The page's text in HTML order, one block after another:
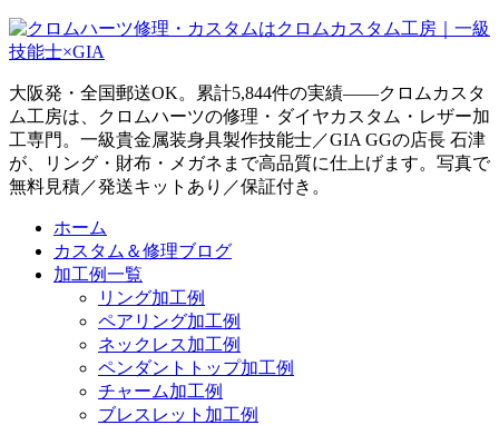
大阪発・全国郵送OK。累計5,844件の実績——クロムカスタ
ム工房は、クロムハーツの修理・ダイヤカスタム・レザー加
工専門。一級貴金属装身具製作技能士／GIA GGの店長 石津
が、リング・財布・メガネまで高品質に仕上げます。写真で
無料見積／発送キットあり／保証付き。
ホーム
カスタム＆修理ブログ
加工例一覧
リング加工例
ペアリング加工例
ネックレス加工例
ペンダントトップ加工例
チャーム加工例
ブレスレット加工例